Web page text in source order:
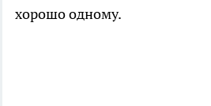
хорошо одному.